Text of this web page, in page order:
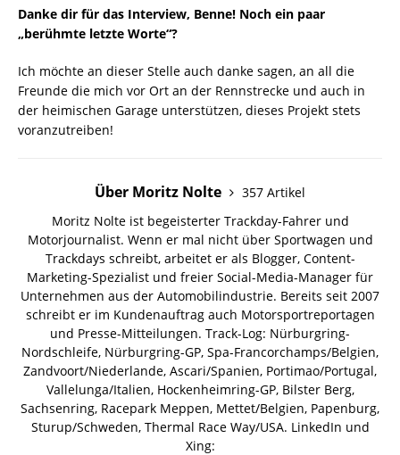
Danke dir für das Interview, Benne! Noch ein paar
„berühmte letzte Worte“?
Ich möchte an dieser Stelle auch danke sagen, an all die
Freunde die mich vor Ort an der Rennstrecke und auch in
der heimischen Garage unterstützen, dieses Projekt stets
voranzutreiben!
Über Moritz Nolte
357 Artikel
Moritz Nolte ist begeisterter Trackday-Fahrer und
Motorjournalist. Wenn er mal nicht über Sportwagen und
Trackdays schreibt, arbeitet er als Blogger, Content-
Marketing-Spezialist und freier Social-Media-Manager für
Unternehmen aus der Automobilindustrie. Bereits seit 2007
schreibt er im Kundenauftrag auch Motorsportreportagen
und Presse-Mitteilungen. Track-Log: Nürburgring-
Nordschleife, Nürburgring-GP, Spa-Francorchamps/Belgien,
Zandvoort/Niederlande, Ascari/Spanien, Portimao/Portugal,
Vallelunga/Italien, Hockenheimring-GP, Bilster Berg,
Sachsenring, Racepark Meppen, Mettet/Belgien, Papenburg,
Sturup/Schweden, Thermal Race Way/USA. LinkedIn und
Xing: